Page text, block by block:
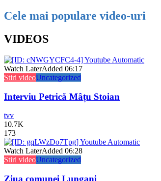
Cele mai populare video-uri
VIDEOS
Watch LaterAdded 06:17
Stiri videoUncategorized
Interviu Petrică Mâțu Stoian
tvv
10.7K
173
Watch LaterAdded 06:28
Stiri videoUncategorized
Ziua comunei Lungani